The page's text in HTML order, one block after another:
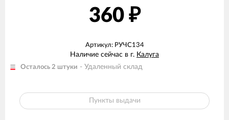
360 ₽
Артикул: РУЧС134
Наличие сейчас в г. Калуга
Осталось 2 штуки - Удаленный склад
Пункты выдачи